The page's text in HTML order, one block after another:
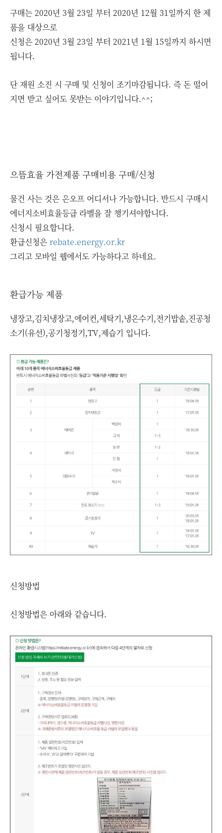
구매는 2020년 3월 23일 부터 2020년 12월 31일까지 한 제
품을 대상으로
신청은 2020년 3월 23일 부터 2021년 1월 15일까지 하시면
됩니다.
단 재원 소진 시 구매 및 신청이 조기마감됩니다. 즉 돈 떨어
지면 받고 싶어도 못받는 이야기입니다.^^;
으뜸효율 가전제품 구매비용 구매/신청
물건 사는 것은 온오프 어디서나 가능합니다. 반드시 구매시
에너지소비효율등급 라벨을 잘 챙기셔야합니다.
신청시 필요합니다.
환급신청은 rebate.energy.or.kr
그리고 모바일 웹에서도 가능하다고 하네요.
환급가능 제품
냉장고,김치냉장고,에어컨,세탁기,냉온수기,전기밥솥,진공청
소기(유선),공기청정기,TV,제습기 입니다.
신청방법
신청방법은 아래와 같습니다.